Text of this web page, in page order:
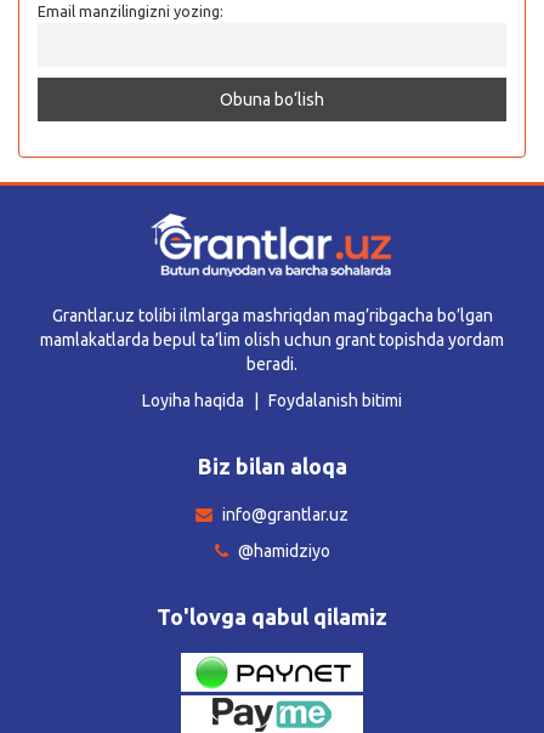
Email manzilingizni yozing:
Grantlar.uz tolibi ilmlarga mashriqdan mag’ribgacha bo’lgan
mamlakatlarda bepul ta’lim olish uchun grant topishda yordam
beradi.
Loyiha haqida
Foydalanish bitimi
Biz bilan aloqa
info@grantlar.uz
@hamidziyo
To'lovga qabul qilamiz